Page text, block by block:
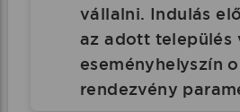
vállalni. Indulás
az adott település
eseményhelyszín
rendezvény